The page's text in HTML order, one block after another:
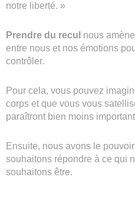
notre liberté. »
Prendre du recul nous
entre nous et nos émotions
contrôler.
Pour cela, vous pouvez
corps et que vous vous
paraîtront bien moins
Ensuite, nous avons le
souhaitons répondre à ce qui
souhaitons être.